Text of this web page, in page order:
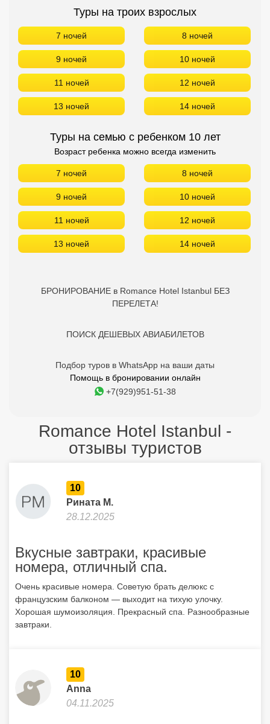
Туры на троих взрослых
7 ночей 8 ночей
9 ночей 10 ночей
11 ночей 12 ночей
13 ночей 14 ночей
Туры на семью с ребенком 10 лет
Возраст ребенка можно всегда изменить
7 ночей 8 ночей
9 ночей 10 ночей
11 ночей 12 ночей
13 ночей 14 ночей
БРОНИРОВАНИЕ в Romance Hotel Istanbul БЕЗ
ПЕРЕЛЕТА!
ПОИСК ДЕШЕВЫХ АВИАБИЛЕТОВ
Подбор туров в WhatsApp на ваши даты
Помощь в бронировании онлайн
+7(929)951-51-38
Romance Hotel Istanbul -
отзывы туристов
10
Рината М.
28.12.2025
Вкусные завтраки, красивые
номера, отличный спа.
Очень красивые номера. Советую брать делюкс с
французским балконом — выходит на тихую улочку.
Хорошая шумоизоляция. Прекрасный спа. Разнообразные
завтраки.
10
Anna
04.11.2025